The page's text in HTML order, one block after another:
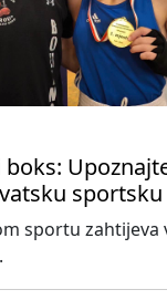
sportsku
sportu zahtijeva